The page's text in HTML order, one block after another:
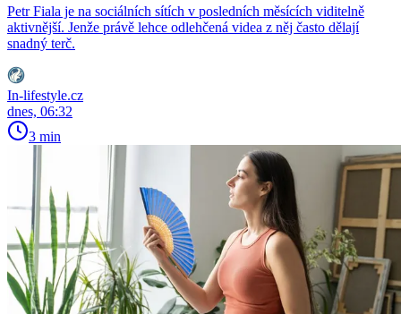
Petr Fiala je na sociálních sítích v posledních měsících viditelně
aktivnější. Jenže právě lehce odlehčená videa z něj často dělají
snadný terč.
In-lifestyle.cz
dnes, 06:32
3 min